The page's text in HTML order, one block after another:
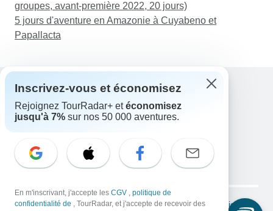
groupes, avant-première 2022, 20 jours)
5 jours d'aventure en Amazonie à Cuyabeno et
Papallacta
Assistance
Contactez-nous
E-mail: support@tourradar.com
Sélectionnez la langue
Copyright © TourRadar. Tous droits réservés.
Mentions légales Politique de confidentialité Cookies
Inscrivez-vous et économisez
Rejoignez TourRadar+ etéconomisez
jusqu'à 7% sur nos 50 000 aventures.
En m'inscrivant, j'accepte les CGV , politique de
confidentialité de , TourRadar, et j'accepte de recevoir des